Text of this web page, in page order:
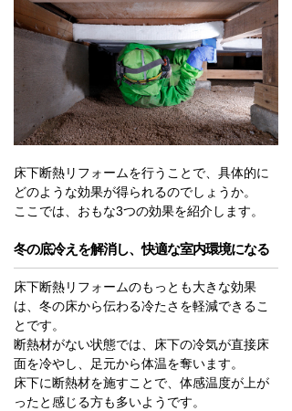
床下断熱リフォームを行うことで、具体的に
どのような効果が得られるのでしょうか。
ここでは、おもな3つの効果を紹介します。
冬の底冷えを解消し、快適な室内環境になる
床下断熱リフォームのもっとも大きな効果
は、冬の床から伝わる冷たさを軽減できるこ
とです。
断熱材がない状態では、床下の冷気が直接床
面を冷やし、足元から体温を奪います。
床下に断熱材を施すことで、体感温度が上が
ったと感じる方も多いようです。